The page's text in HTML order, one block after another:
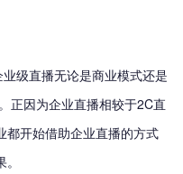
级直播无论是商业模式还是
正因为企业直播相较于2C直
都开始借助企业直播的方式